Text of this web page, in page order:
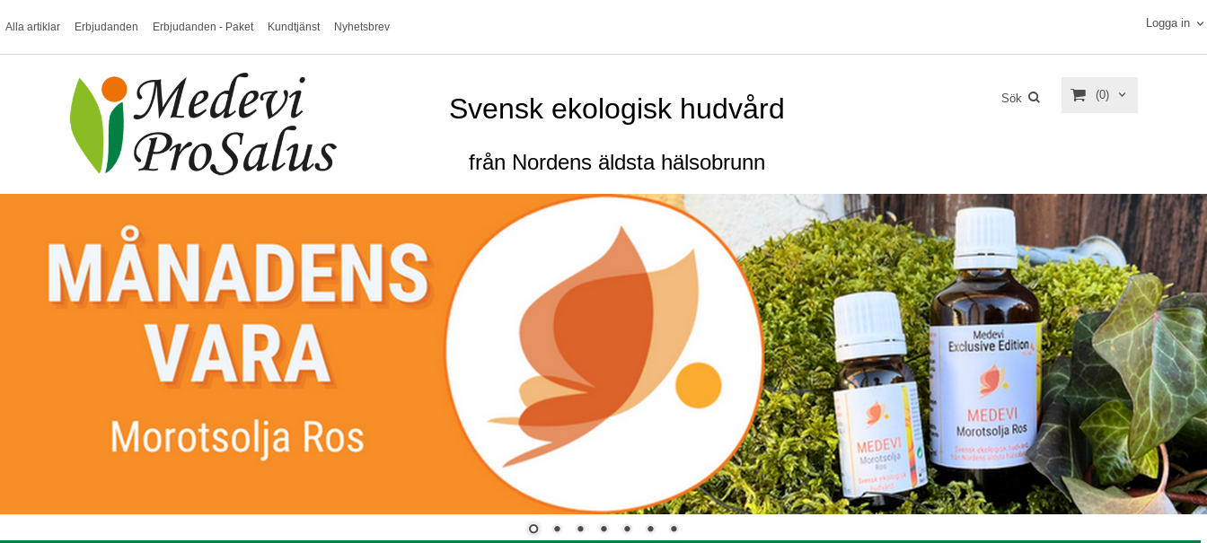
Alla artiklar Erbjudanden Erbjudanden - Paket Kundtjänst Nyhetsbrev Logga in
Svensk ekologisk hudvård
från Nordens äldsta hälsobrunn
(0)